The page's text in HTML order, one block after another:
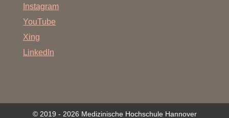
Instagram
YouTube
Xing
LinkedIn
© 2019 - 2026 Medizinische Hochschule Hannover